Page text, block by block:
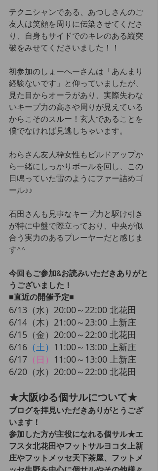
テクニシャンである、あつしさんのご
友人は笑顔を周りに伝染させてくださ
り、自身もサイドでのキレのある縦突
破をみせてくださいました！！
初参加のしょーへーさんは「あんまり
経験ないです」と仰っていましたが、
見た目からオーラがあり、実際失わな
いキープ力の高さや周りが見えている
からこそのスルー！玄人であることを
僕でなければ見逃しちゃいます。
わらさん友人枠女性もビルドアップか
ら一緒にしっかりボールを回し、この
日鳴っていた雷のようにファー詰めゴ
ール♪♪
石田さんも見事なキープ力と駆け引き
が特に中盤で際立っており、中央が似
合う実力のあるプレーヤーだと感じま
す^^
今回もご参加&お読みいただきありがと
うございました！
■直近の開催予定■
6/13（水）20:00～22:00 北花田
​6/14（木）21:00～23:00 上新庄
​6/15（金）20:00～22:00 北花田
​6/16 （土） 11:00～13:00 上新庄
​6/17 （日） 11:00～13:00 上新庄
​6/20（水）20:00～22:00 北花田
★大阪ゆる個サルについて★
ブログを拝見いただきありがとうござ
います！
参加した方が主役になれる個サル★エ
フスタ北花田やフットサルヨコタ上新
庄やフットメッセ天下茶屋、フットメ